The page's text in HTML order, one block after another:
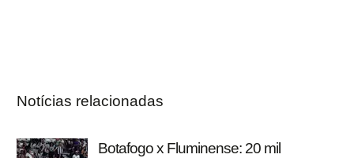
Notícias relacionadas
Botafogo x Fluminense: 20 mil